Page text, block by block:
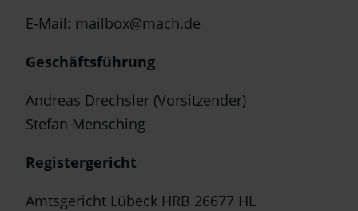
E-Mail: mailbox@mach.de
Geschäftsführung
Andreas Drechsler (Vorsitzender)
Stefan Mensching
Registergericht
Amtsgericht Lübeck HRB 26677 HL